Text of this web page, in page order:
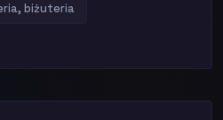
biżuteria